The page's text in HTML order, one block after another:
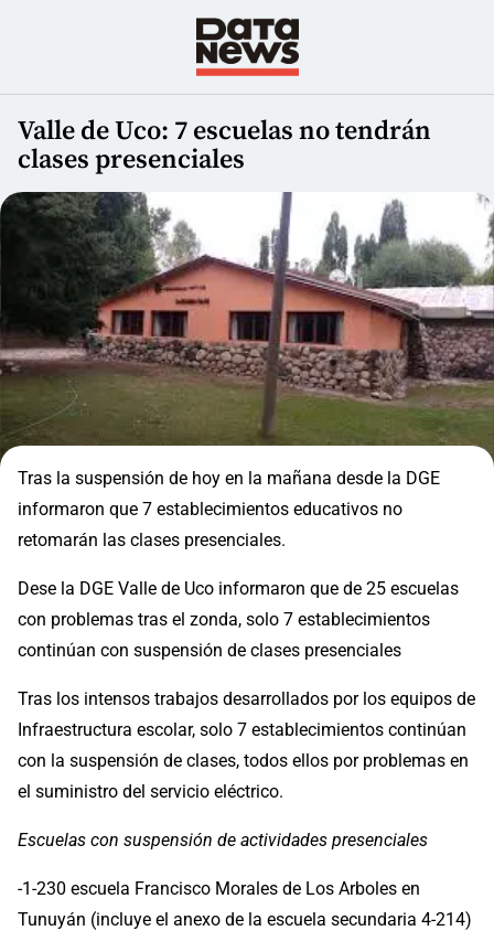
Valle de Uco: 7 escuelas no tendrán
clases presenciales
Tras la suspensión de hoy en la mañana desde la DGE
informaron que 7 establecimientos educativos no
retomarán las clases presenciales.
Dese la DGE Valle de Uco informaron que de 25 escuelas
con problemas tras el zonda, solo 7 establecimientos
continúan con suspensión de clases presenciales
Tras los intensos trabajos desarrollados por los equipos de
Infraestructura escolar, solo 7 establecimientos continúan
con la suspensión de clases, todos ellos por problemas en
el suministro del servicio eléctrico.
Escuelas con suspensión de actividades presenciales
-1-230 escuela Francisco Morales de Los Arboles en
Tunuyán (incluye el anexo de la escuela secundaria 4-214)